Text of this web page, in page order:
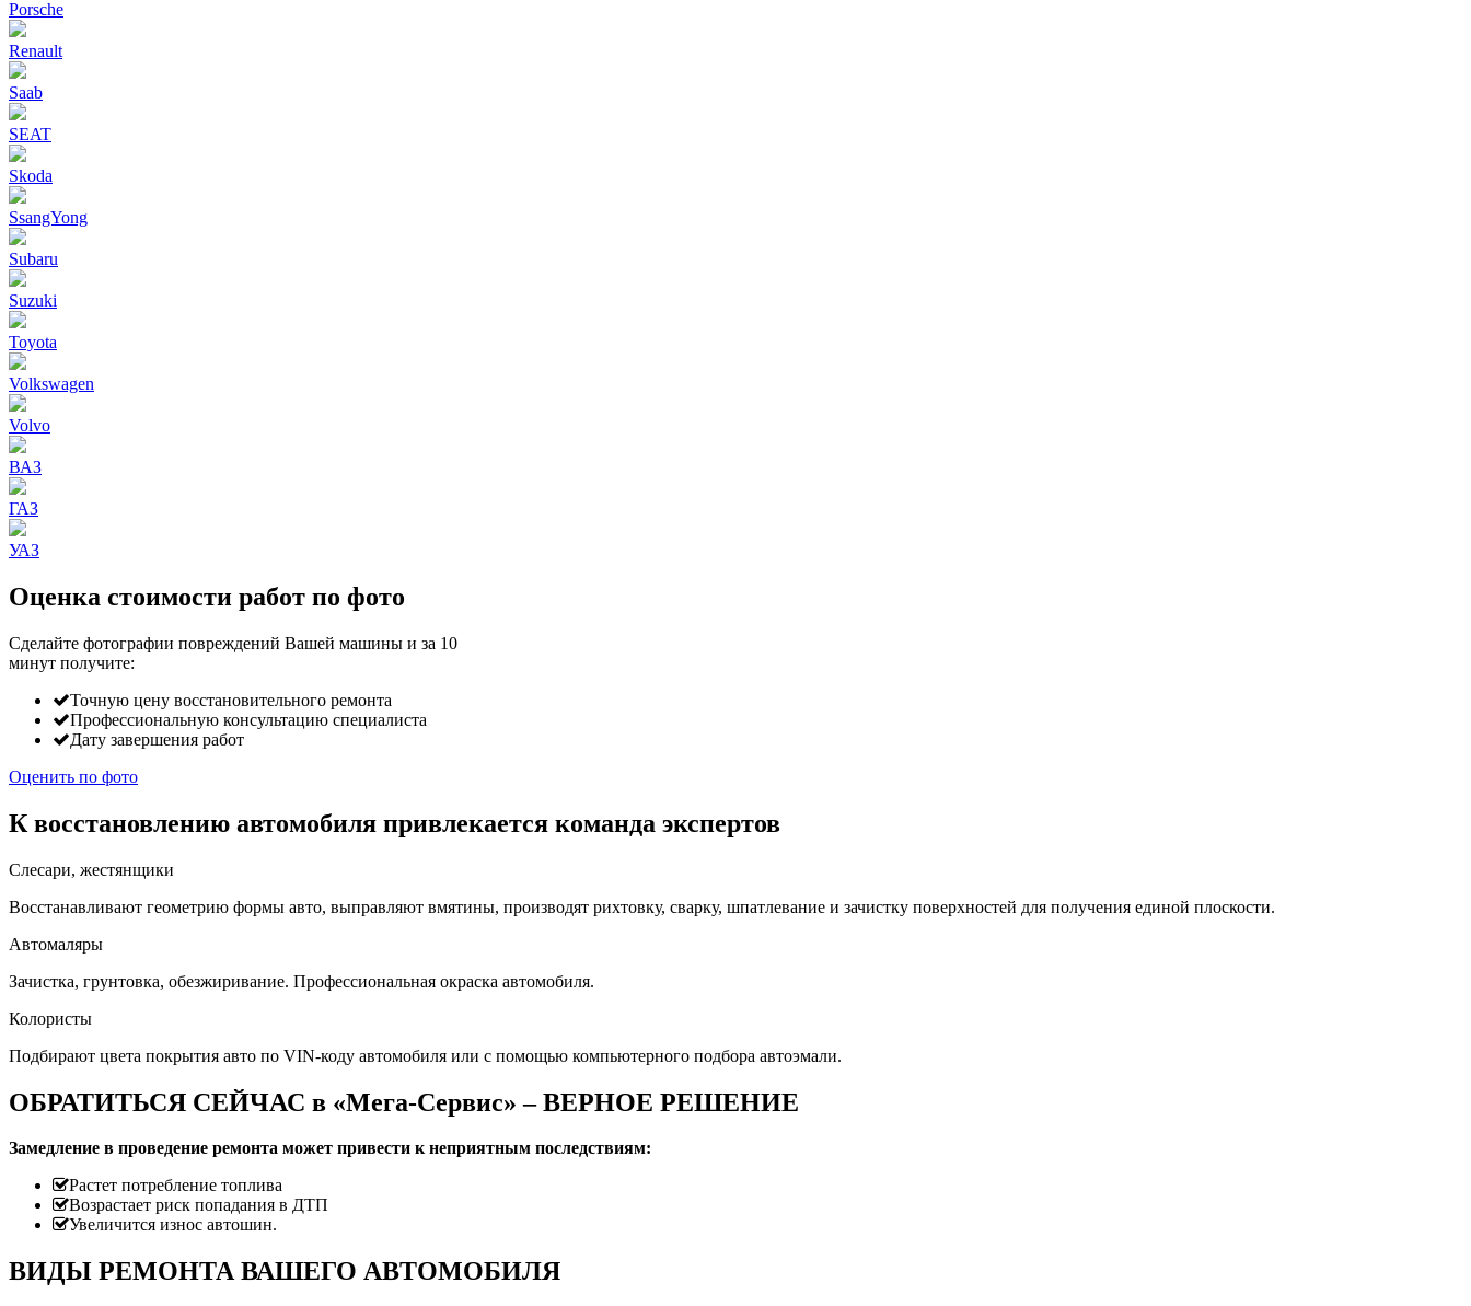
Porsche
Renault
Saab
SEAT
Skoda
SsangYong
Subaru
Suzuki
Toyota
Volkswagen
Volvo
ВАЗ
ГАЗ
УАЗ
Оценка стоимости работ по фото
Сделайте фотографии повреждений Вашей машины и за 10
минут получите:
Точную цену восстановительного ремонта
Профессиональную консультацию специалиста
Дату завершения работ
Оценить по фото
К восстановлению автомобиля привлекается команда экспертов
Слесари, жестянщики
Восстанавливают геометрию формы авто, выправляют вмятины, производят рихтовку, сварку, шпатлевание и зачистку поверхностей для получения единой плоскости.
Автомаляры
Зачистка, грунтовка, обезжиривание. Профессиональная окраска автомобиля.
Колористы
Подбирают цвета покрытия авто по VIN-коду автомобиля или с помощью компьютерного подбора автоэмали.
ОБРАТИТЬСЯ СЕЙЧАС в «Мега-Сервис» – ВЕРНОЕ РЕШЕНИЕ
Замедление в проведение ремонта может привести к неприятным последствиям:
Растет потребление топлива
Возрастает риск попадания в ДТП
Увеличится износ автошин.
ВИДЫ РЕМОНТА ВАШЕГО АВТОМОБИЛЯ